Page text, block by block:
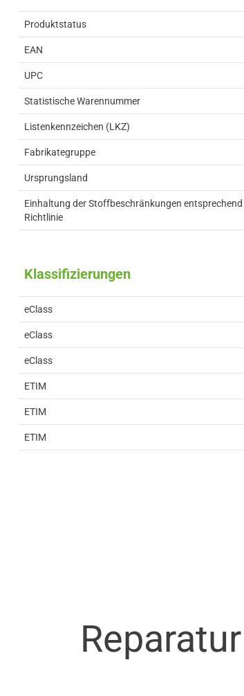
Produktstatus
EAN
UPC
Statistische Warennummer
Listenkennzeichen (LKZ)
Fabrikategruppe
Ursprungsland
Einhaltung der Stoffbeschränkungen entsprechend
Richtlinie
Klassifizierungen
eClass
eClass
eClass
ETIM
ETIM
ETIM